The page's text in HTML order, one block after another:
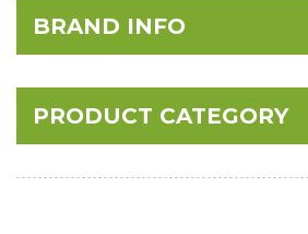
BRAND INFO
PRODUCT CATEGORY